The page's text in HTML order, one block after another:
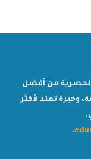
من أفضل
تمتد لأكثر
.